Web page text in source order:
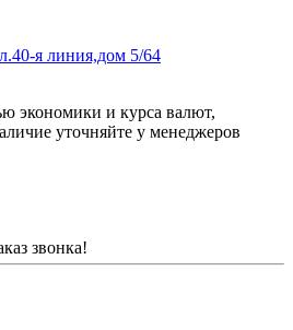
я линия,дом 5/64
экономики и курса валют,
уточняйте у менеджеров
звонка!